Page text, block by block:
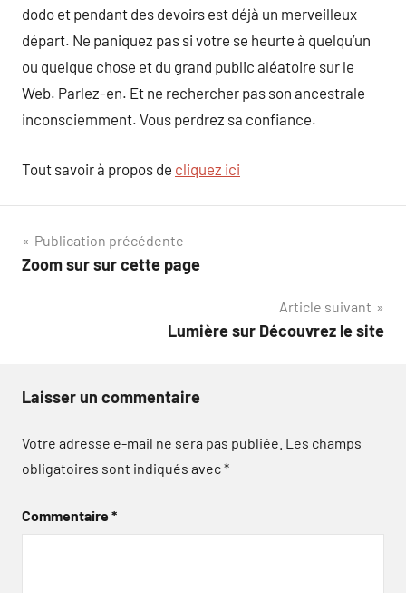
dodo et pendant des devoirs est déjà un merveilleux
départ. Ne paniquez pas si votre se heurte à quelqu’un
ou quelque chose et du grand public aléatoire sur le
Web. Parlez-en. Et ne rechercher pas son ancestrale
inconsciemment. Vous perdrez sa confiance.
Tout savoir à propos de cliquez ici
Navigation
de
Publication précédente
Zoom sur sur cette page
Article suivant
Lumière sur Découvrez le site
Laisser un commentaire
Votre adresse e-mail ne sera pas publiée. Les champs
obligatoires sont indiqués avec*
Commentaire*